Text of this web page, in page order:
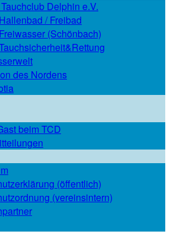
Delphin e.V.
/ Freibad
(Schönbach)
des Nordens
beim TCD
(öffentlich)
(vereinsintern)